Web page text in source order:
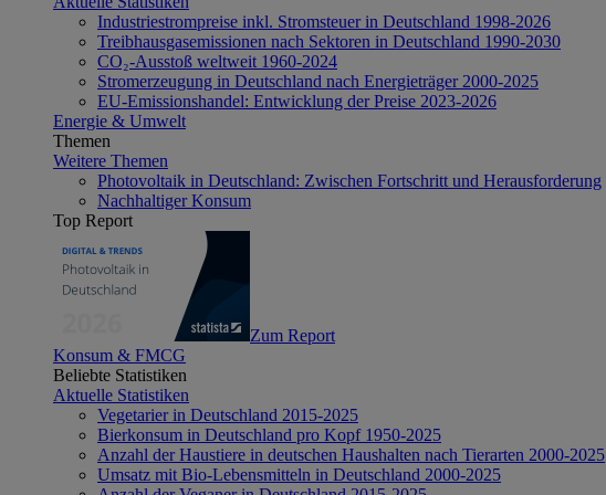
Industriestrompreise inkl. Stromsteuer in Deutschland 1998-2026
Treibhausgasemissionen nach Sektoren in Deutschland 1990-2030
CO₂-Ausstoß weltweit 1960-2024
Stromerzeugung in Deutschland nach Energieträger 2000-2025
EU-Emissionshandel: Entwicklung der Preise 2023-2026
Energie & Umwelt
Themen
Weitere Themen
Photovoltaik in Deutschland: Zwischen Fortschritt und Herausforderung
Nachhaltiger Konsum
Top Report
Zum Report
Konsum & FMCG
Beliebte Statistiken
Aktuelle Statistiken
Vegetarier in Deutschland 2015-2025
Bierkonsum in Deutschland pro Kopf 1950-2025
Anzahl der Haustiere in deutschen Haushalten nach Tierarten 2000-2025
Umsatz mit Bio-Lebensmitteln in Deutschland 2000-2025